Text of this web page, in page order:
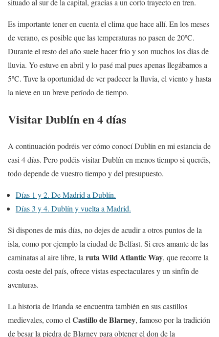
situado al sur de la capital, gracias a un corto trayecto en tren.
Es importante tener en cuenta el clima que hace allí. En los meses
de verano, es posible que las temperaturas no pasen de 20ºC.
Durante el resto del año suele hacer frío y son muchos los días de
lluvia. Yo estuve en abril y lo pasé mal pues apenas llegábamos a
5ºC. Tuve la oportunidad de ver padecer la lluvia, el viento y hasta
la nieve en un breve período de tiempo.
Visitar Dublín en 4 días
A continuación podréis ver cómo conocí Dublín en mi estancia de
casi 4 días. Pero podéis visitar Dublín en menos tiempo si queréis,
todo depende de vuestro tiempo y del presupuesto.
Días 1 y 2. De Madrid a Dublín.
Días 3 y 4. Dublín y vuelta a Madrid.
Si dispones de más días, no dejes de acudir a otros puntos de la
isla, como por ejemplo la ciudad de Belfast. Si eres amante de las
caminatas al aire libre, la ruta Wild Atlantic Way, que recorre la
costa oeste del país, ofrece vistas espectaculares y un sinfín de
aventuras.
La historia de Irlanda se encuentra también en sus castillos
medievales, como el Castillo de Blarney, famoso por la tradición
de besar la piedra de Blarney para obtener el don de la